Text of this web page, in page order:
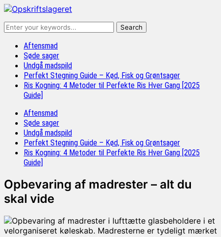
Aftensmad
Søde sager
Undgå madspild
Perfekt Stegning Guide – Kød, Fisk og Grøntsager
Ris Kogning: 4 Metoder til Perfekte Ris Hver Gang [2025
Guide]
Aftensmad
Søde sager
Undgå madspild
Perfekt Stegning Guide – Kød, Fisk og Grøntsager
Ris Kogning: 4 Metoder til Perfekte Ris Hver Gang [2025
Guide]
Opbevaring af madrester – alt du
skal vide